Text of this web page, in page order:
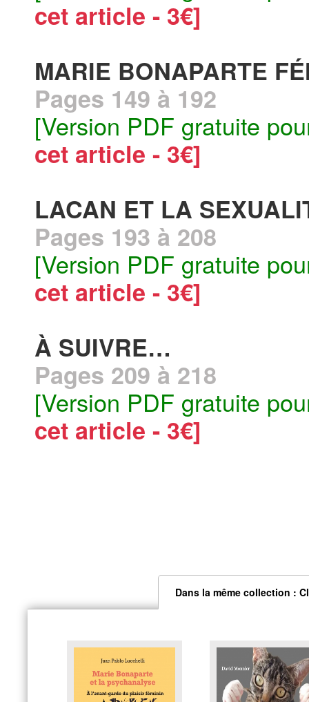
cet article - 3€]
MARIE BONAPARTE
Pages 149 à 192
[Version PDF gratuite
cet article - 3€]
LACAN ET LA
Pages 193 à 208
[Version PDF gratuite
cet article - 3€]
À SUIVRE…
Pages 209 à 218
[Version PDF gratuite
cet article - 3€]
Dans la même collection :